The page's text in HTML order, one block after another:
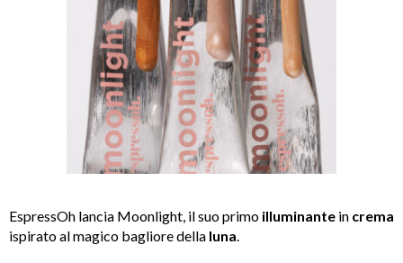
EspressOh lancia Moonlight, il suo primo illuminante in crema
ispirato al magico bagliore della luna